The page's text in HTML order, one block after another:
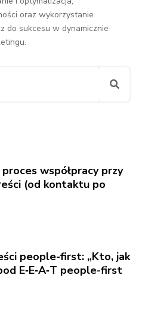
oraz wykorzystanie
do sukcesu w dynamicznie
współpracy przy
(od kontaktu po
people-first: „Kto, jak
E‑E‑A‑T people-first